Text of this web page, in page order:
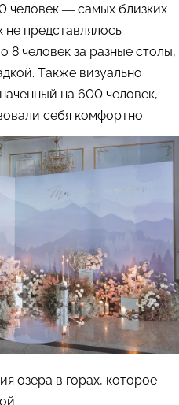
человек — самых близких
представлялось
8 человек за разные столы,
Также визуально
на 600 человек,
себя комфортно.
озера в горах, которое